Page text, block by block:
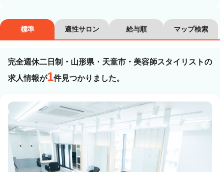
ネイリスト エステティシャン
講師・インストラクター 営業・販売スタッフ・その他
正社員 契約社員・パート
業務委託・フリーランス 紹介・派遣
詳細条件
標準 適性サロン 給与順 マップ検索
完全週休二日制・山形県・天童市・美容師スタイリストの
求人情報が1件見つかりました。